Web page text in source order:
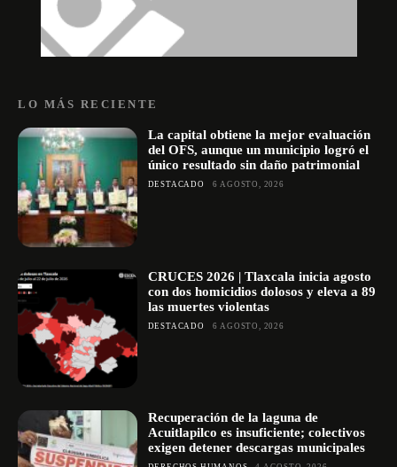
LO MÁS RECIENTE
La capital obtiene la mejor evaluación
del OFS, aunque un municipio logró el
único resultado sin daño patrimonial
DESTACADO 6 AGOSTO, 2026
CRUCES 2026 | Tlaxcala inicia agosto
con dos homicidios dolosos y eleva a 89
las muertes violentas
DESTACADO 6 AGOSTO, 2026
Recuperación de la laguna de
Acuitlapilco es insuficiente; colectivos
exigen detener descargas municipales